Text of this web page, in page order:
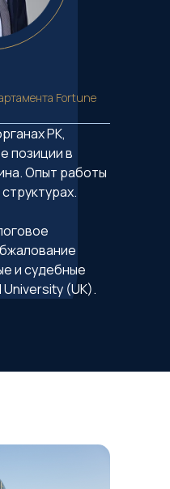
Fortune
РК,
позиции в
Опыт работы
и судебные
(UK).